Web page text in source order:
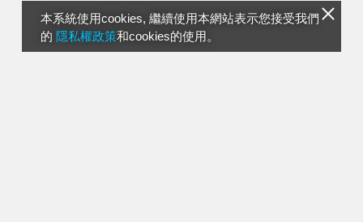
本系統使用cookies, 繼續使用本網站表示您接受我們
的 隱私權政策和cookies的使用。